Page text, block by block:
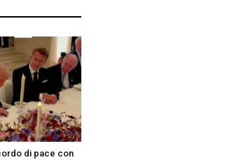
di pace con